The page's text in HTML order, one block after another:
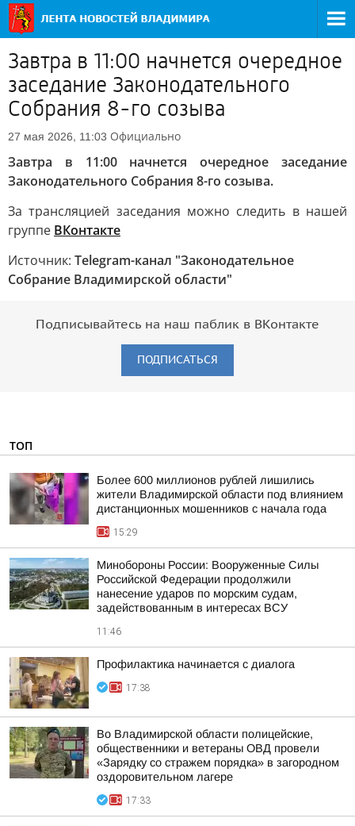
Завтра в 11:00 начнется очередное
заседание Законодательного
Собрания 8-го созыва
27 мая 2026, 11:03 Официально
Завтра в 11:00 начнется очередное заседание
Законодательного Собрания 8-го созыва.
За трансляцией заседания можно следить в нашей
группе ВКонтакте
Источник: Telegram-канал "Законодательное
Собрание Владимирской области"
Подписывайтесь на наш паблик в ВКонтакте
ПОДПИСАТЬСЯ
ТОП
Более 600 миллионов рублей лишились
жители Владимирской области под влиянием
дистанционных мошенников с начала года
15:29
Минобороны России: Вооруженные Силы
Российской Федерации продолжили
нанесение ударов по морским судам,
задействованным в интересах ВСУ
11:46
Профилактика начинается с диалога
17:38
Во Владимирской области полицейские,
общественники и ветераны ОВД провели
«Зарядку со стражем порядка» в загородном
оздоровительном лагере
17:33